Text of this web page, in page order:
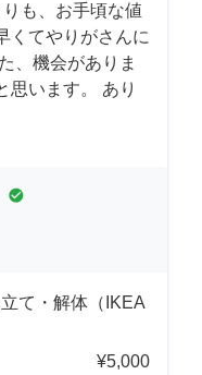
も、お手頃な値
くてやりがさんに
、機会がありま
思います。 あり
check_circle
て・解体（IKEA
¥5,000